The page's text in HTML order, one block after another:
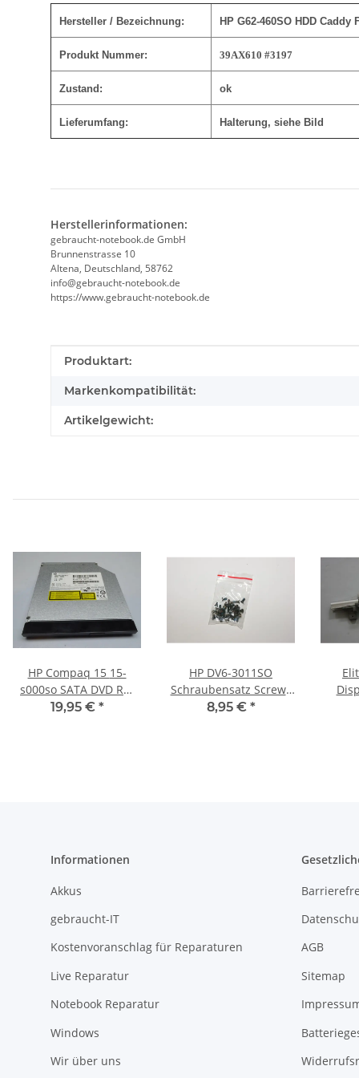
Hersteller / Bezeichnung: HP G62-460SO HDD
Produkt Nummer: 39AX610 #3197
Zustand: ok
Lieferumfang: Halterung, siehe Bild
Herstellerinformationen:
gebraucht-notebook.de GmbH
Brunnenstrasse 10
Altena, Deutschland, 58762
info@gebraucht-notebook.de
https://www.gebraucht-notebook.de
Produkteigenschaft
Wert
Produktart:
Markenkompatibilität:
Artikelgewicht:
HP Compaq 15 15-
s000so SATA DVD RW
Laufwerk Ultra Slim
19,95 € *
HP DV6-3011SO
Schraubensatz Screws
Set #2569
8,95 € *
Informationen
Akkus
gebraucht-IT
Kostenvoranschlag für Reparaturen
Live Reparatur
Notebook Reparatur
Windows
Wir über uns
AGB
Sitemap